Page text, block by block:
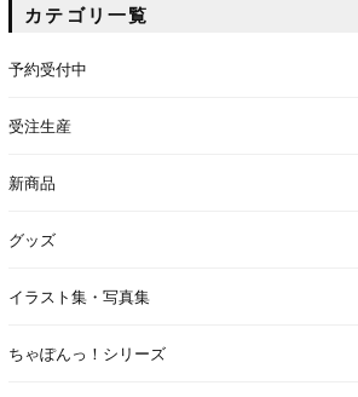
カテゴリ一覧
予約受付中
受注生産
新商品
グッズ
イラスト集・写真集
ちゃぽんっ！シリーズ